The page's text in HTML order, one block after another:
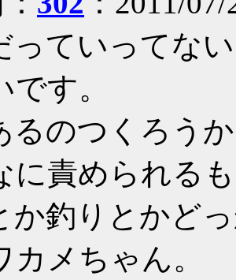
っていってな
す。
るのつくろう
に責められる
か釣りとかど
カメちゃん。